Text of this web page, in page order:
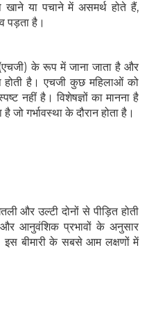
या पचाने में असमर्थ होते हैं,
पड़ता है।
के रूप में जाना जाता है और
है। एचजी कुछ महिलाओं को
नहीं है। विशेषज्ञों का मानना ​​है
जो गर्भावस्था के दौरान होता है।
और उल्टी दोनों से पीड़ित होती
आनुवंशिक प्रभावों के अनुसार
इस बीमारी के सबसे आम लक्षणों में